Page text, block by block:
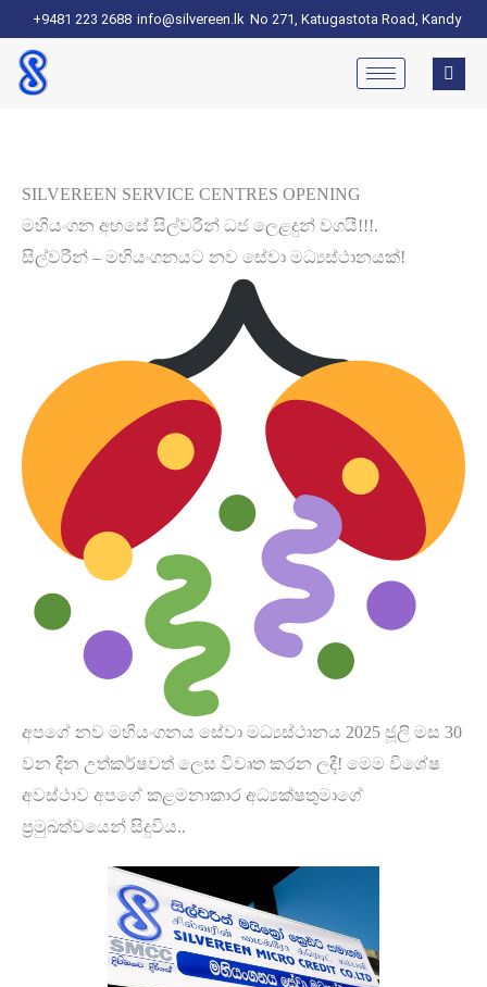
+9481 223 2688 info@silvereen.lk No 271, Katugastota Road, Kandy
SILVEREEN SERVICE CENTRES OPENING
මහියංගන අහසේ සිල්වරීන් ධජ ලෙළදුන් වගයී!!!.
සිල්වරීන් – මහියංගනයට නව සේවා මධ්‍යස්ථානයක්!
අපගේ නව මහියංගනය සේවා මධ්‍යස්ථානය 2025 ජූලි මස 30
වන දින උත්කර්ෂවත් ලෙස විවෘත කරන ලදී! මෙම විශේෂ
අවස්ථාව අපගේ කළමනාකාර අධ්‍යක්ෂතුමාගේ
ප්‍රමුඛත්වයෙන් සිදුවිය..